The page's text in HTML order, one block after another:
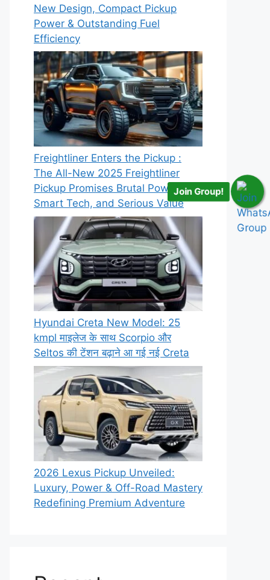
New Design, Compact Pickup
Power & Outstanding Fuel
Efficiency
Freightliner Enters the Pickup :
The All-New 2025 Freightliner
Pickup Promises Brutal Power,
Smart Tech, and Serious Value
Hyundai Creta New Model: 25
kmpl माइलेज के साथ Scorpio और
Seltos की टेंशन बढ़ाने आ गई नई Creta
2026 Lexus Pickup Unveiled:
Luxury, Power & Off-Road Mastery
Redefining Premium Adventure
Join Group!